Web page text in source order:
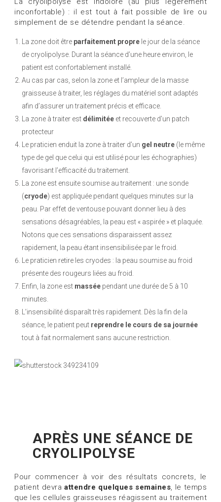
inconfortable) : il est tout à fait possible de lire ou
simplement de se détendre pendant la séance.
La zone doit être parfaitement propre le jour de la séance
de cryolipolyse. Durant la séance d’une heure environ, le
patient est confortablement installé.
Au cas par cas, selon la zone et l’ampleur de la masse
graisseuse à traiter, les réglages du matériel sont adaptés
afin d’assurer un traitement précis et efficace.
La zone à traiter est délimitée et recouverte d’un patch
protecteur
Le praticien enduit la zone à traiter d’un gel neutre (le même
type de gel que celui qui est utilisé pour les échographies)
favorisant l’efficacité du traitement.
La zone est ensuite soumise au traitement : une sonde
(cryode) est appliquée pendant quelques minutes sur la
peau. Par effet de ventouse pouvant donner lieu à des
sensations désagréables, la peau est « aspirée » et plaquée.
Notons que ces sensations disparaissent assez
rapidement, la peau étant insensibilisée par le froid.
Le praticien retire les cryodes : la peau soumise au froid
présente des rougeurs liées au froid.
Enfin, la zone est massée pendant une durée de 5 à 10
minutes.
L’insensibilité disparaît très rapidement. Dès la fin de la
séance, le patient peut reprendre le cours de sa journée
tout à fait normalement sans aucune restriction.
APRÈS UNE SÉANCE DE
CRYOLIPOLYSE
Pour commencer à voir des résultats concrets, le
patient devra attendre quelques semaines, le temps
que les cellules graisseuses réagissent au traitement